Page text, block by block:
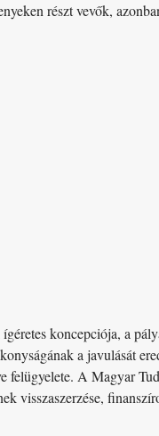
részt vevők,
koncepciója, a
a javulását
A Magyar
visszaszerzése,